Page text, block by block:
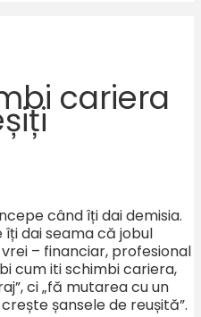
cariera
când îți dai demisia.
dai seama că jobul
– financiar, profesional
cum iti schimbi cariera,
ci „fă mutarea cu un
șansele de reușită”.